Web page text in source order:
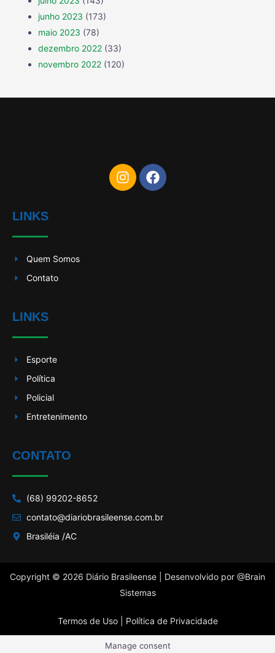
junho 2023 (173)
maio 2023 (78)
dezembro 2022 (33)
novembro 2022 (120)
LINKS
Quem Somos
Contato
LINKS
Esporte
Política
Policial
Entretenimento
CONTATO
(68) 99202-8652
contato@diariobrasileense.com.br
Brasiléia /AC
Copyright © 2026 Diário Brasileense | Desenvolvido por @Brain
Sistemas
Termos de Uso | Política de Privacidade
Manage consent